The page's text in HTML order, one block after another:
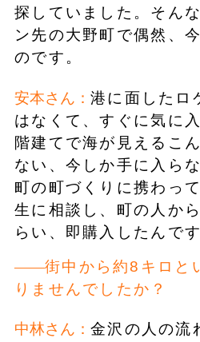
探していました。そん
ン先の大野町で偶然、
のです。
安本さん： 港に面したロ
はなくて、すぐに気に
階建てで海が見えるこ
ない、今しか手に入ら
町の町づくりに携わっ
生に相談し、町の人か
らい、即購入したんです
街中から約8キロと
りませんでしたか？
中林さん： 金沢の人の流